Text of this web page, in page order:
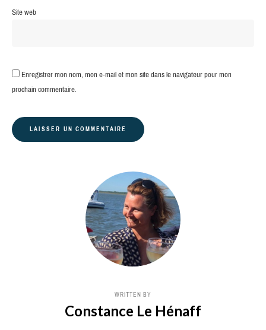
Site web
Enregistrer mon nom, mon e-mail et mon site dans le navigateur pour mon
prochain commentaire.
WRITTEN BY
Constance Le Hénaff